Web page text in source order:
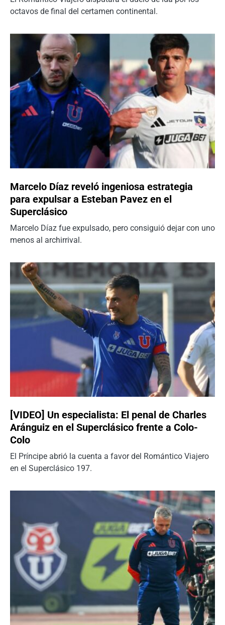
octavos de final del certamen continental.
Marcelo Díaz reveló ingeniosa estrategia
para expulsar a Esteban Pavez en el
Superclásico
Marcelo Díaz fue expulsado, pero consiguió dejar con uno
menos al archirrival.
[VIDEO] Un especialista: El penal de Charles
Aránguiz en el Superclásico frente a Colo-
Colo
El Príncipe abrió la cuenta a favor del Romántico Viajero
en el Superclásico 197.